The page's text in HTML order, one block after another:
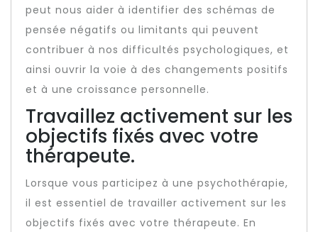
peut nous aider à identifier des schémas de
pensée négatifs ou limitants qui peuvent
contribuer à nos difficultés psychologiques, et
ainsi ouvrir la voie à des changements positifs
et à une croissance personnelle.
Travaillez activement sur les
objectifs fixés avec votre
thérapeute.
Lorsque vous participez à une psychothérapie,
il est essentiel de travailler activement sur les
objectifs fixés avec votre thérapeute. En